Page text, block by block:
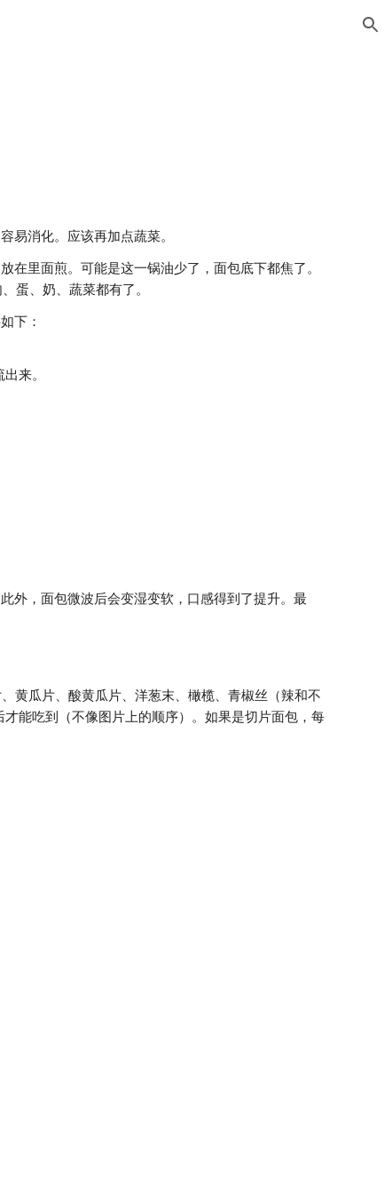
易消化。应该再加点蔬菜。
在里面煎。可能是这一锅油少了，面包底下都焦了。
蛋、奶、蔬菜都有了。
下：
来。
外，面包微波后会变湿变软，口感得到了提升。最
黄瓜片、酸黄瓜片、洋葱末、橄榄、青椒丝（辣和不
能吃到（不像图片上的顺序）。如果是切片面包，每